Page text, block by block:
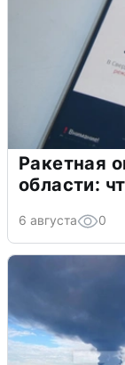
Ракетная
области:
6 августа 0